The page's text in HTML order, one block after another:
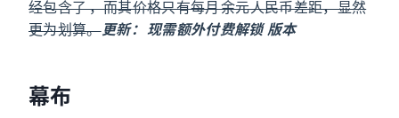
经包含了 Ulysses，而其价格只有每月 20 余元人民币差距，显然
更为划算。更新：Setapp 现需额外付费解锁 Ulysses iOS 版本
幕布